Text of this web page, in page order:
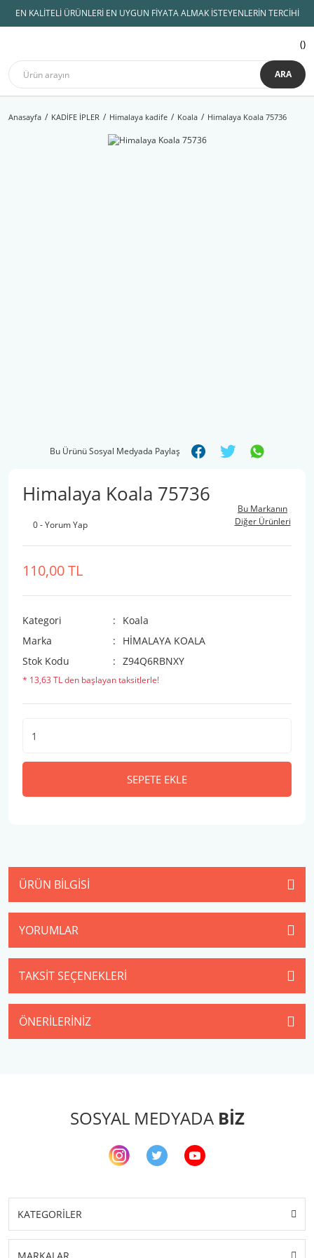
EN KALİTELİ ÜRÜNLERİ EN UYGUN FİYATA ALMAK İSTEYENLERİN TERCİHİ
ARA
Anasayfa KADİFE İPLER Himalaya kadife Koala Himalaya Koala 75736
Bu Ürünü Sosyal Medyada Paylaş
Himalaya Koala 75736
0 - Yorum Yap
Bu Markanın
Diğer Ürünleri
110,00 TL
Kategori
Koala
Marka
HİMALAYA KOALA
Stok Kodu
Z94Q6RBNXY
* 13,63 TL den başlayan taksitlerle!
SEPETE EKLE
ÜRÜN BILGISI
YORUMLAR
TAKSIT SEÇENEKLERI
ÖNERILERINIZ
SOSYAL MEDYADA BİZ
KATEGORİLER